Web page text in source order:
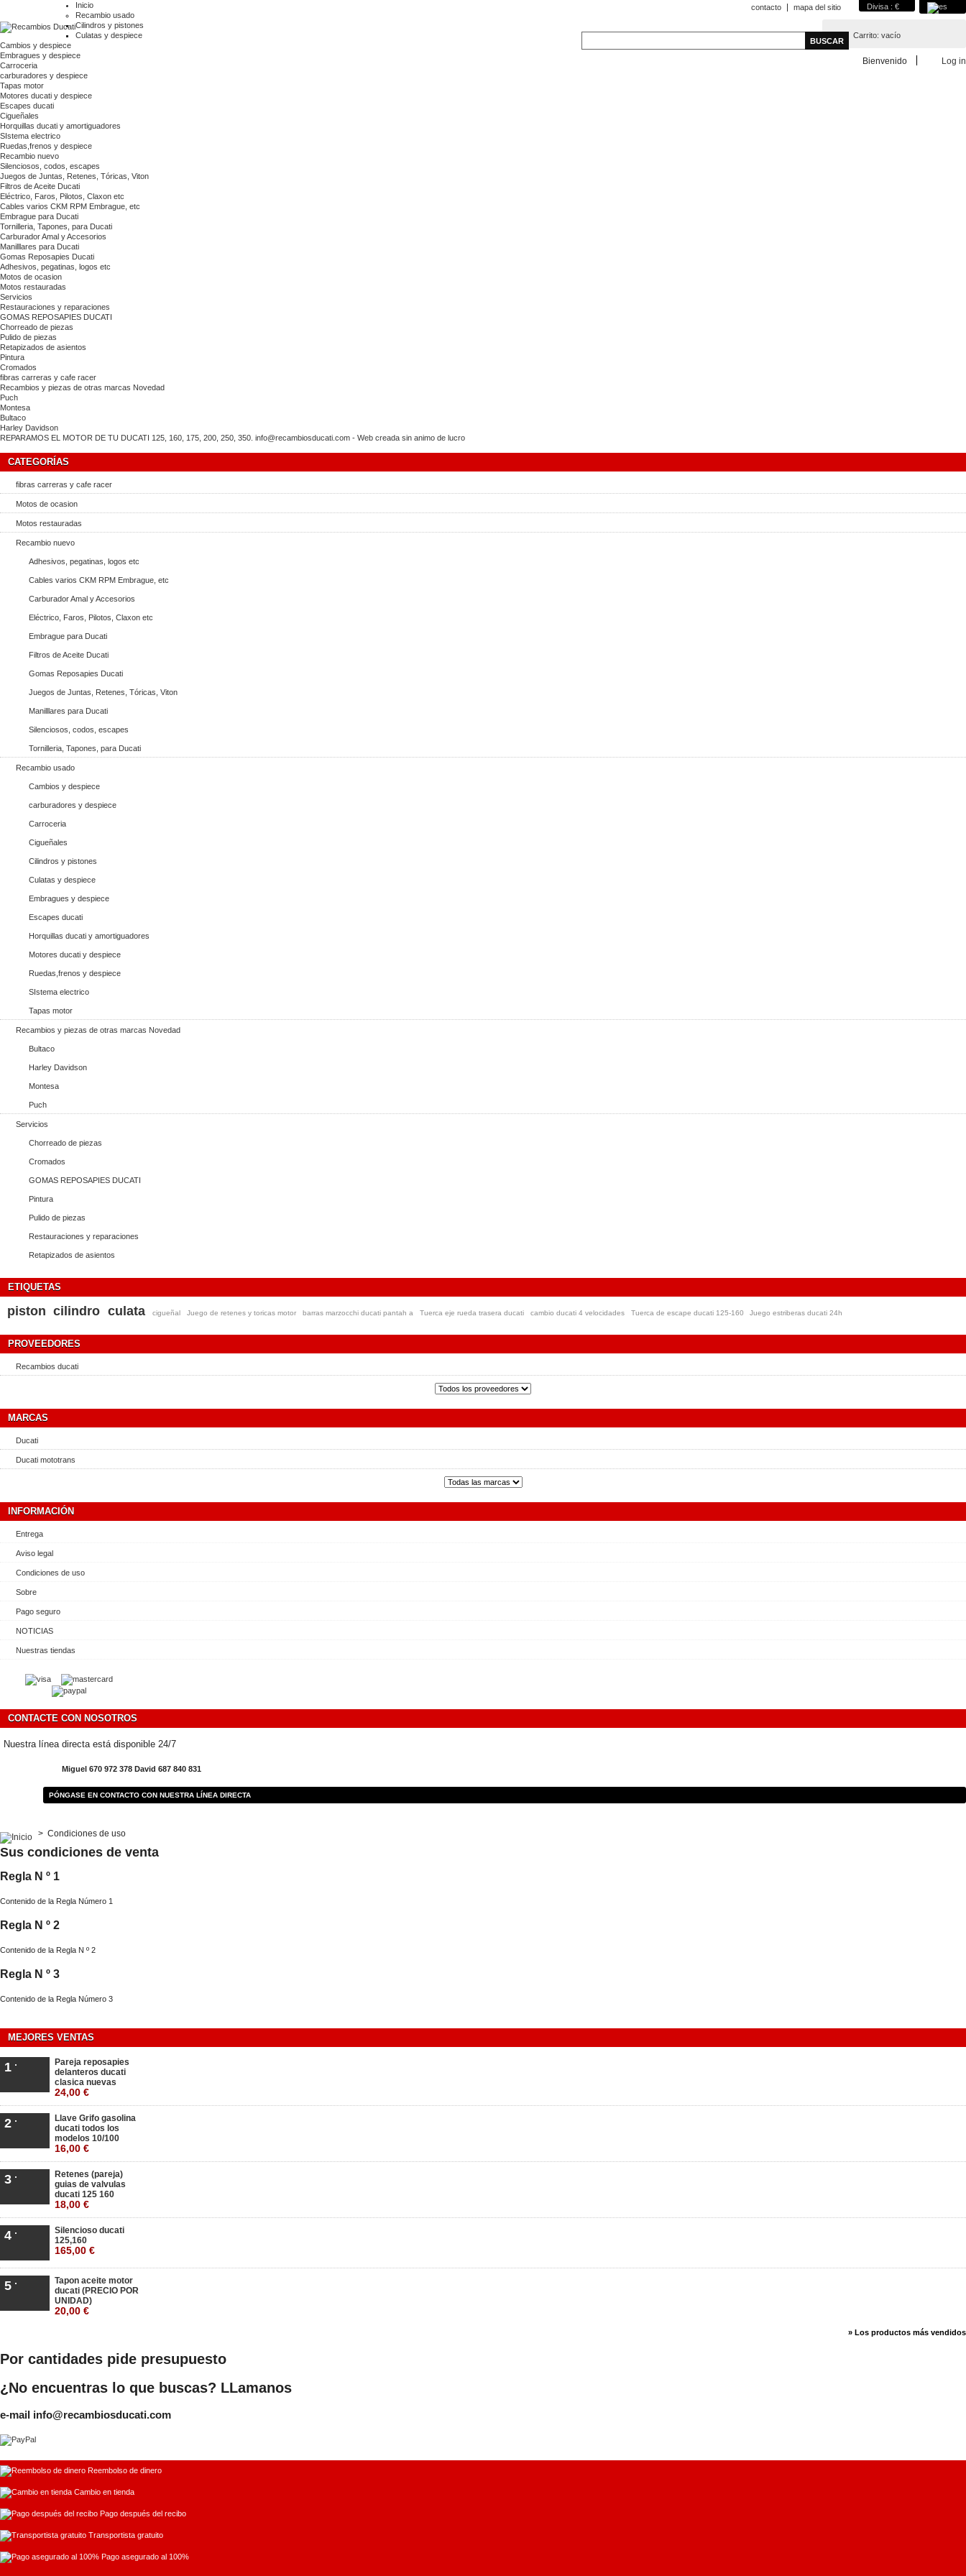
Divisa : €
contacto mapa del sitio
Carrito: vacío
Bienvenido Log in
Inicio
Recambio usado
Cilindros y pistones
Culatas y despiece
Cambios y despiece
Embragues y despiece
Carroceria
carburadores y despiece
Tapas motor
Motores ducati y despiece
Escapes ducati
Cigueñales
Horquillas ducati y amortiguadores
SIstema electrico
Ruedas,frenos y despiece
Recambio nuevo
Silenciosos, codos, escapes
Juegos de Juntas, Retenes, Tóricas, Viton
Filtros de Aceite Ducati
Eléctrico, Faros, Pilotos, Claxon etc
Cables varios CKM RPM Embrague, etc
Embrague para Ducati
Tornilleria, Tapones, para Ducati
Carburador Amal y Accesorios
Manilllares para Ducati
Gomas Reposapies Ducati
Adhesivos, pegatinas, logos etc
Motos de ocasion
Motos restauradas
Servicios
Restauraciones y reparaciones
GOMAS REPOSAPIES DUCATI
Chorreado de piezas
Pulido de piezas
Retapizados de asientos
Pintura
Cromados
fibras carreras y cafe racer
Recambios y piezas de otras marcas Novedad
Puch
Montesa
Bultaco
Harley Davidson
REPARAMOS EL MOTOR DE TU DUCATI 125, 160, 175, 200, 250, 350. info@recambiosducati.com - Web creada sin animo de lucro
CATEGORÍAS
fibras carreras y cafe racer
Motos de ocasion
Motos restauradas
Recambio nuevo
Adhesivos, pegatinas, logos etc
Cables varios CKM RPM Embrague, etc
Carburador Amal y Accesorios
Eléctrico, Faros, Pilotos, Claxon etc
Embrague para Ducati
Filtros de Aceite Ducati
Gomas Reposapies Ducati
Juegos de Juntas, Retenes, Tóricas, Viton
Manilllares para Ducati
Silenciosos, codos, escapes
Tornilleria, Tapones, para Ducati
Recambio usado
Cambios y despiece
carburadores y despiece
Carroceria
Cigueñales
Cilindros y pistones
Culatas y despiece
Embragues y despiece
Escapes ducati
Horquillas ducati y amortiguadores
Motores ducati y despiece
Ruedas,frenos y despiece
SIstema electrico
Tapas motor
Recambios y piezas de otras marcas Novedad
Bultaco
Harley Davidson
Montesa
Puch
Servicios
Chorreado de piezas
Cromados
GOMAS REPOSAPIES DUCATI
Pintura
Pulido de piezas
Restauraciones y reparaciones
Retapizados de asientos
ETIQUETAS
piston cilindro culata cigueñal Juego de retenes y toricas motor barras marzocchi ducati pantah a Tuerca eje rueda trasera ducati cambio ducati 4 velocidades Tuerca de escape ducati 125-160 Juego estriberas ducati 24h
PROVEEDORES
Recambios ducati
MARCAS
Ducati
Ducati mototrans
INFORMACIÓN
Entrega
Aviso legal
Condiciones de uso
Sobre
Pago seguro
NOTICIAS
Nuestras tiendas
CONTACTE CON NOSOTROS
Nuestra línea directa está disponible 24/7
Miguel 670 972 378 David 687 840 831
PÓNGASE EN CONTACTO CON NUESTRA LÍNEA DIRECTA
> Condiciones de uso
Sus condiciones de venta
Regla N º 1
Contenido de la Regla Número 1
Regla N º 2
Contenido de la Regla N º 2
Regla N º 3
Contenido de la Regla Número 3
MEJORES VENTAS
1
Pareja reposapies
delanteros ducati
clasica nuevas
24,00 €
2
Llave Grifo gasolina
ducati todos los
modelos 10/100
16,00 €
3
Retenes (pareja)
guias de valvulas
ducati 125 160
18,00 €
4
Silencioso ducati
125,160
165,00 €
5
Tapon aceite motor
ducati (PRECIO POR
UNIDAD)
20,00 €
» Los productos más vendidos
Por cantidades pide presupuesto
¿No encuentras lo que buscas? LLamanos
e-mail info@recambiosducati.com
Reembolso de dinero
Cambio en tienda
Pago después del recibo
Transportista gratuito
Pago asegurado al 100%